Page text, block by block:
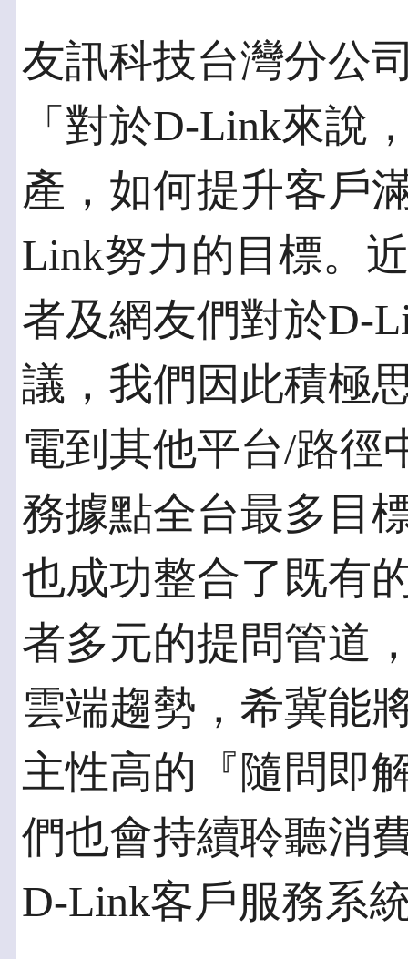
友訊科技台灣分公
「對於D-Link來說
產，如何提升客戶
Link努力的目標。
者及網友們對於D-
議，我們因此積極
電到其他平台/路徑
務據點全台最多目
也成功整合了既有
者多元的提問管道
雲端趨勢，希冀能
主性高的『隨問即
們也會持續聆聽消
D-Link客戶服務系